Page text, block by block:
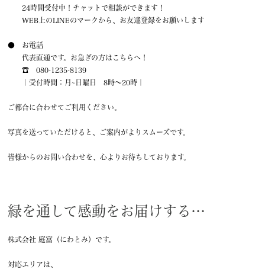
24時間受付中！チャットで相談ができます！
WEB上のLINEのマークから、お友達登録をお願いします
● お電話
代表直通です。お急ぎの方はこちらへ！
☎ 080-1235-8139
｜受付時間：月~日曜日 8時〜20時｜
ご都合に合わせてご利用ください。
写真を送っていただけると、ご案内がよりスムーズです。
皆様からのお問い合わせを、心よりお待ちしております。
緑を通して感動をお届けする…
株式会社 庭富（にわとみ）です。
対応エリアは、